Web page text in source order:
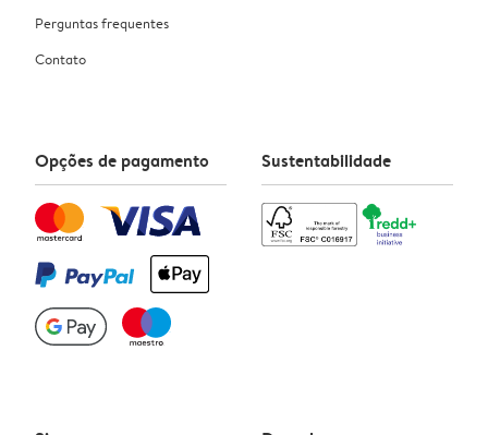
Perguntas frequentes
Contato
Opções de pagamento Sustentabilidade